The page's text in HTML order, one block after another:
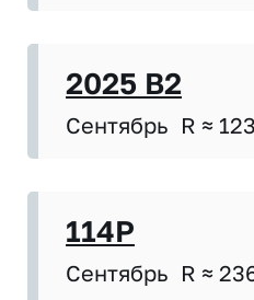
2025 B2
Сентябрь R ≈
114P
Сентябрь R ≈